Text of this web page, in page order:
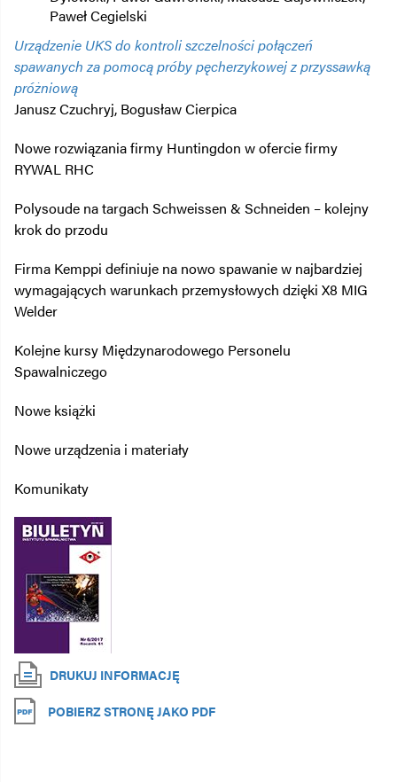
Paweł Cegielski
Urządzenie UKS do kontroli szczelności połączeń
spawanych za pomocą próby pęcherzykowej z przyssawką
próżniową
Janusz Czuchryj, Bogusław Cierpica
Nowe rozwiązania firmy Huntingdon w ofercie firmy
RYWAL RHC
Polysoude na targach Schweissen & Schneiden – kolejny
krok do przodu
Firma Kemppi definiuje na nowo spawanie w najbardziej
wymagających warunkach przemysłowych dzięki X8 MIG
Welder
Kolejne kursy Międzynarodowego Personelu
Spawalniczego
Nowe książki
Nowe urządzenia i materiały
Komunikaty
DRUKUJ INFORMACJĘ
POBIERZ STRONĘ JAKO PDF